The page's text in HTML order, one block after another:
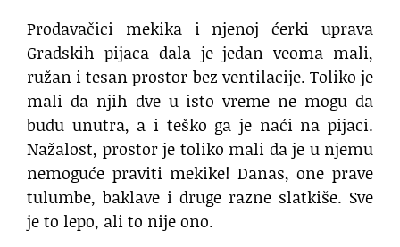
Prodavačici mekika i njenoj ćerki uprava
Gradskih pijaca dala je jedan veoma mali,
ružan i tesan prostor bez ventilacije. Toliko je
mali da njih dve u isto vreme ne mogu da
budu unutra, a i teško ga je naći na pijaci.
Nažalost, prostor je toliko mali da je u njemu
nemoguće praviti mekike! Danas, one prave
tulumbe, baklave i druge razne slatkiše. Sve
je to lepo, ali to nije ono.